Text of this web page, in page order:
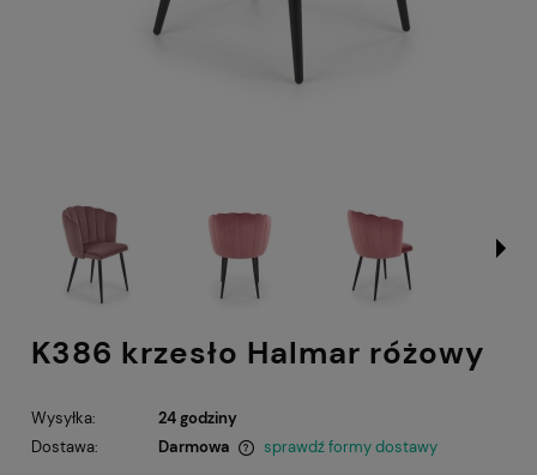
K386 krzesło Halmar różowy
Wysyłka:
24 godziny
Dostawa:
Darmowa
sprawdź formy dostawy